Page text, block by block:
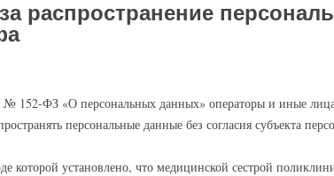
распространение
№ 152-ФЗ «О персональных данных» операторы и иные
персональные данные без согласия субъекта
которой установлено, что медицинской сестрой